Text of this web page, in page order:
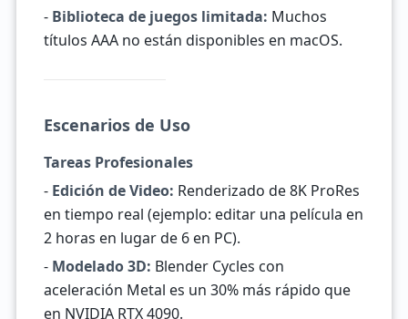
- Biblioteca de juegos limitada: Muchos
títulos AAA no están disponibles en macOS.
Escenarios de Uso
Tareas Profesionales
- Edición de Video: Renderizado de 8K ProRes
en tiempo real (ejemplo: editar una película en
2 horas en lugar de 6 en PC).
- Modelado 3D: Blender Cycles con
aceleración Metal es un 30% más rápido que
en NVIDIA RTX 4090.